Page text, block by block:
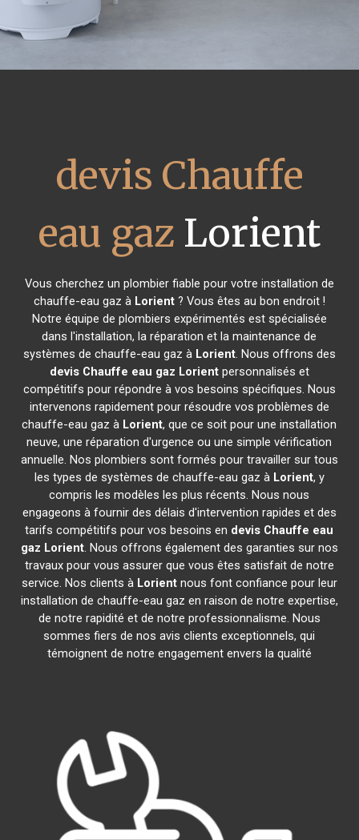
devis Chauffe
eau gaz Lorient
Vous cherchez un plombier fiable pour votre installation de
chauffe-eau gaz à Lorient? Vous êtes au bon endroit !
Notre équipe de plombiers expérimentés est spécialisée
dans l'installation, la réparation et la maintenance de
systèmes de chauffe-eau gaz à Lorient. Nous offrons des
devis Chauffe eau gaz Lorientpersonnalisés et
compétitifs pour répondre à vos besoins spécifiques. Nous
intervenons rapidement pour résoudre vos problèmes de
chauffe-eau gaz à Lorient, que ce soit pour une installation
neuve, une réparation d'urgence ou une simple vérification
annuelle. Nos plombiers sont formés pour travailler sur tous
les types de systèmes de chauffe-eau gaz à Lorient, y
compris les modèles les plus récents. Nous nous
engageons à fournir des délais d'intervention rapides et des
tarifs compétitifs pour vos besoins en devis Chauffe eau
gaz Lorient. Nous offrons également des garanties sur nos
travaux pour vous assurer que vous êtes satisfait de notre
service. Nos clients à Lorientnous font confiance pour leur
installation de chauffe-eau gaz en raison de notre expertise,
de notre rapidité et de notre professionnalisme. Nous
sommes fiers de nos avis clients exceptionnels, qui
témoignent de notre engagement envers la qualité